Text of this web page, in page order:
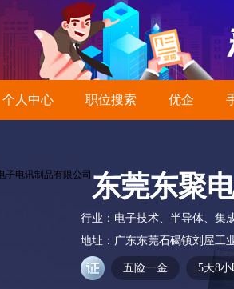
个人中心 职位搜索 优企
东莞东聚
行业： 电子技术、半导体、集
地址： 广东东莞石碣镇刘屋工
五险一金 5天8小